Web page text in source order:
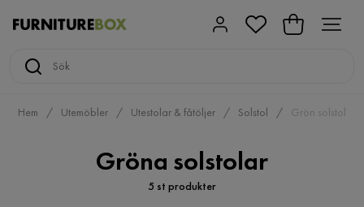
Hem Utemöbler Utestolar & fåtöljer Solstol Grön solstol
Gröna solstolar
5 st produkter